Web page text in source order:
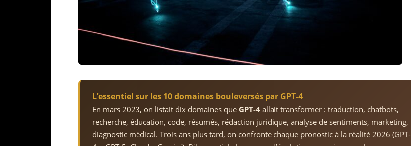
L’essentiel sur les 10 domaines bouleversés par GPT-4
En mars 2023, on listait dix domaines que GPT-4 allait transformer : traduction, chatbots,
recherche, éducation, code, résumés, rédaction juridique, analyse de sentiments, marketing,
diagnostic médical. Trois ans plus tard, on confronte chaque pronostic à la réalité 2026 (GPT-